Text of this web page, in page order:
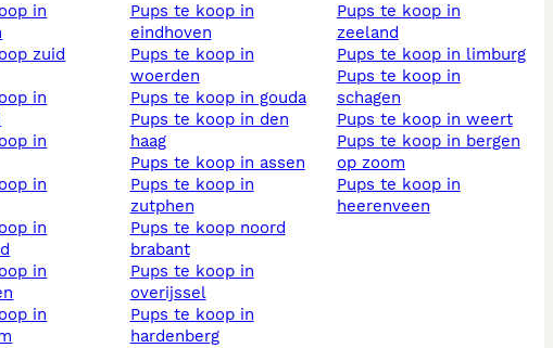
pups te koop in
eindhoven
pups te koop in
woerden
pups te koop in gouda
pups te koop in den
haag
pups te koop in assen
pups te koop in
zutphen
pups te koop noord
brabant
pups te koop in
overijssel
pups te koop in
hardenberg
pups te koop in
zeeland
pups te koop in limburg
pups te koop in
schagen
pups te koop in weert
pups te koop in bergen
op zoom
pups te koop in
heerenveen